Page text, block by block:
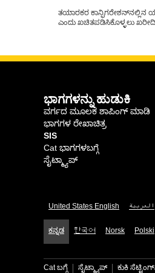
ತಯಾರಕರ ಕಾನ್ಫಿಗರೇಶನ್‌ನಲ್ಲಿನ
ಎಂದು ಖಚಿತಪಡಿಸಿಕೊಳ್ಳಲು
ಭಾಗಗಳನ್ನು ಹುಡುಕಿ
ವರ್ಗದ ಮೂಲಕ ಶಾಪಿಂಗ್ ಮಾಡಿ
ಭಾಗಗಳ ರೇಖಾಚಿತ್ರ
SIS
Cat ಭಾಗಗಳಬಗ್ಗೆ
ಸೈಟ್ಮ್ಯಾಪ್
United States English العربية
ಕನ್ನಡ 한국어 Norsk Polski
Cat ಬಗ್ಗೆ ಸೈಟ್ಮ್ಯಾಪ್ ಕುಕಿ